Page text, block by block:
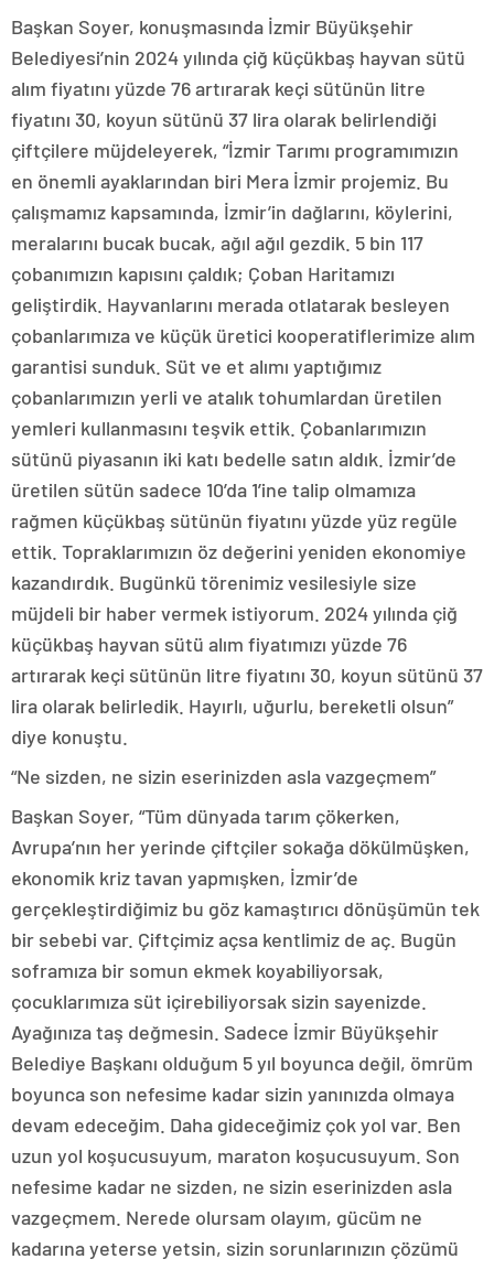
Başkan Soyer, konuşmasında İzmir Büyükşehir
Belediyesi’nin 2024 yılında çiğ küçükbaş hayvan sütü
alım fiyatını yüzde 76 artırarak keçi sütünün litre
fiyatını 30, koyun sütünü 37 lira olarak belirlendiği
çiftçilere müjdeleyerek, “İzmir Tarımı programımızın
en önemli ayaklarından biri Mera İzmir projemiz. Bu
çalışmamız kapsamında, İzmir’in dağlarını, köylerini,
meralarını bucak bucak, ağıl ağıl gezdik. 5 bin 117
çobanımızın kapısını çaldık; Çoban Haritamızı
geliştirdik. Hayvanlarını merada otlatarak besleyen
çobanlarımıza ve küçük üretici kooperatiflerimize alım
garantisi sunduk. Süt ve et alımı yaptığımız
çobanlarımızın yerli ve atalık tohumlardan üretilen
yemleri kullanmasını teşvik ettik. Çobanlarımızın
sütünü piyasanın iki katı bedelle satın aldık. İzmir’de
üretilen sütün sadece 10’da 1’ine talip olmamıza
rağmen küçükbaş sütünün fiyatını yüzde yüz regüle
ettik. Topraklarımızın öz değerini yeniden ekonomiye
kazandırdık. Bugünkü törenimiz vesilesiyle size
müjdeli bir haber vermek istiyorum. 2024 yılında çiğ
küçükbaş hayvan sütü alım fiyatımızı yüzde 76
artırarak keçi sütünün litre fiyatını 30, koyun sütünü 37
lira olarak belirledik. Hayırlı, uğurlu, bereketli olsun”
diye konuştu.
“Ne sizden, ne sizin eserinizden asla vazgeçmem”
Başkan Soyer, “Tüm dünyada tarım çökerken,
Avrupa’nın her yerinde çiftçiler sokağa dökülmüşken,
ekonomik kriz tavan yapmışken, İzmir’de
gerçekleştirdiğimiz bu göz kamaştırıcı dönüşümün tek
bir sebebi var. Çiftçimiz açsa kentlimiz de aç. Bugün
soframıza bir somun ekmek koyabiliyorsak,
çocuklarımıza süt içirebiliyorsak sizin sayenizde.
Ayağınıza taş değmesin. Sadece İzmir Büyükşehir
Belediye Başkanı olduğum 5 yıl boyunca değil, ömrüm
boyunca son nefesime kadar sizin yanınızda olmaya
devam edeceğim. Daha gideceğimiz çok yol var. Ben
uzun yol koşucusuyum, maraton koşucusuyum. Son
nefesime kadar ne sizden, ne sizin eserinizden asla
vazgeçmem. Nerede olursam olayım, gücüm ne
kadarına yeterse yetsin, sizin sorunlarınızın çözümü